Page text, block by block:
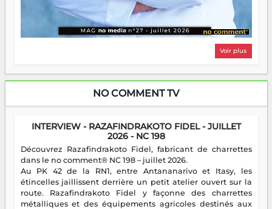
Voir plus
NO COMMENT TV
INTERVIEW - RAZAFINDRAKOTO FIDEL - JUILLET
2026 - NC 198
Découvrez Razafindrakoto Fidel, fabricant de charrettes
dans le no comment® NC 198 – juillet 2026.
Au PK 42 de la RN1, entre Antananarivo et Itasy, les
étincelles jaillissent derrière un petit atelier ouvert sur la
route. Razafindrakoto Fidel y façonne des charrettes
métalliques et des équipements agricoles destinés aux